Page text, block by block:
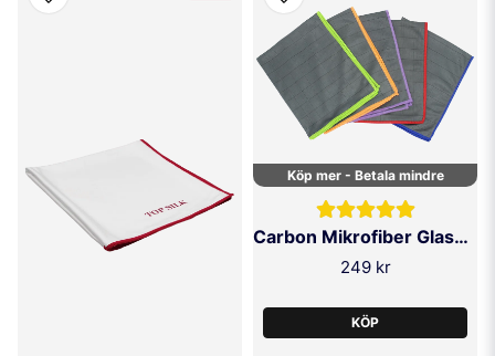
Köp mer - Betala mindre
Carbon Mikrofiber Glasduk 5-p
249 kr
KÖP